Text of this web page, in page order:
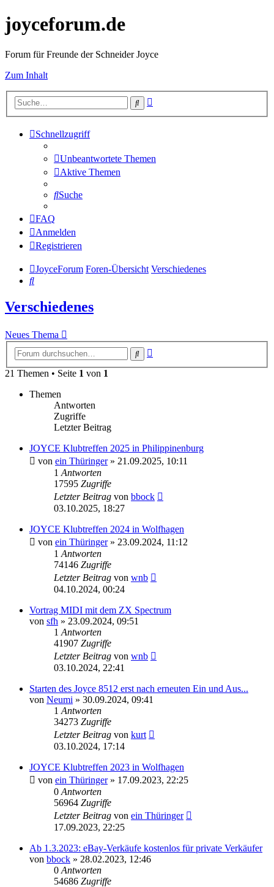
joyceforum.de
Forum für Freunde der Schneider Joyce
Zum Inhalt
Suche
Schnellzugriff
Unbeantwortete Themen
Aktive Themen
Suche
FAQ
Anmelden
Registrieren
JoyceForum Foren-Übersicht Verschiedenes
Suche
Verschiedenes
Neues Thema
Suche
21 Themen • Seite 1 von 1
Themen
Antworten
Zugriffe
Letzter Beitrag
JOYCE Klubtreffen 2025 in Philippinenburg
von ein Thüringer» 21.09.2025, 10:11
1 Antworten
17595 Zugriffe
Letzter Beitrag von bbock
03.10.2025, 18:27
JOYCE Klubtreffen 2024 in Wolfhagen
von ein Thüringer» 23.09.2024, 11:12
1 Antworten
74146 Zugriffe
Letzter Beitrag von wnb
04.10.2024, 00:24
Vortrag MIDI mit dem ZX Spectrum
von sfh » 23.09.2024, 09:51
1 Antworten
41907 Zugriffe
Letzter Beitrag von wnb
03.10.2024, 22:41
Starten des Joyce 8512 erst nach erneuten Ein und Aus...
von Neumi » 30.09.2024, 09:41
1 Antworten
34273 Zugriffe
Letzter Beitrag von kurt
03.10.2024, 17:14
JOYCE Klubtreffen 2023 in Wolfhagen
von ein Thüringer» 17.09.2023, 22:25
0 Antworten
56964 Zugriffe
Letzter Beitrag von ein Thüringer
17.09.2023, 22:25
Ab 1.3.2023: eBay-Verkäufe kostenlos für private Verkäufer
von bbock » 28.02.2023, 12:46
0 Antworten
54686 Zugriffe